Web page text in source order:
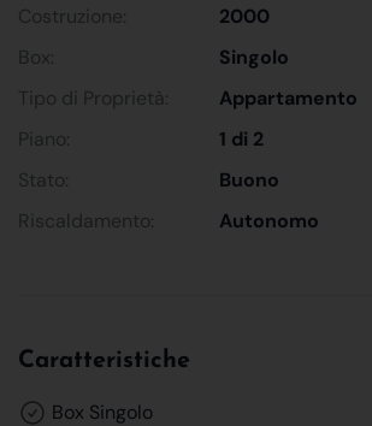
Costruzione:
2000
Box:
Singolo
Tipo di Proprietà:
Appartamento
Piano:
1 di 2
Stato:
Buono
Riscaldamento:
Autonomo
Caratteristiche
Box Singolo